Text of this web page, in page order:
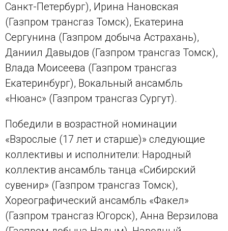
Санкт-Петербург), Ирина Нановская
(Газпром трансгаз Томск), Екатерина
Сергунина (Газпром добыча Астрахань),
Даниил Давыдов (Газпром трансгаз Томск),
Влада Моисеева (Газпром трансгаз
Екатеринбург), Вокальный ансамбль
«Нюанс» (Газпром трансгаз Сургут).
Победили в возрастной номинации
«Взрослые (17 лет и старше)» следующие
коллективы и исполнители: Народный
коллектив ансамбль танца «Сибирский
сувенир» (Газпром трансгаз Томск),
Хореографический ансамбль «Факел»
(Газпром трансгаз Югорск), Анна Верзилова